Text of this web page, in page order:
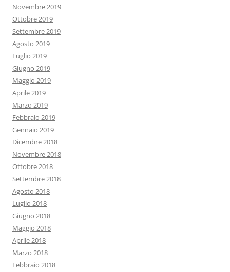
Novembre 2019
Ottobre 2019
Settembre 2019
Agosto 2019
Luglio 2019
Giugno 2019
Maggio 2019
Aprile 2019
Marzo 2019
Febbraio 2019
Gennaio 2019
Dicembre 2018
Novembre 2018
Ottobre 2018
Settembre 2018
Agosto 2018
Luglio 2018
Giugno 2018
Maggio 2018
Aprile 2018
Marzo 2018
Febbraio 2018